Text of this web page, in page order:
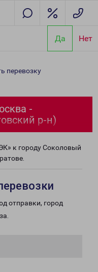
Да Нет
перевозку
-
р-н)
к городу Соколовый
отправки, город